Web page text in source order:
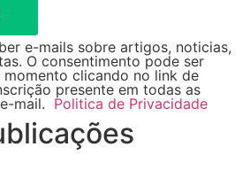
e-mails sobre artigos, noticias,
O consentimento pode ser
clicando no link de
presente em todas as
mail. Politica de Privacidade